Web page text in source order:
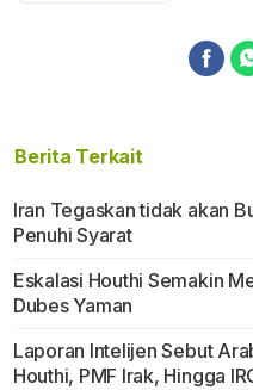
Berita Terkait
Iran Tegaskan tidak akan
Penuhi Syarat
Eskalasi Houthi Semakin
Dubes Yaman
Laporan Intelijen Sebut
Houthi, PMF Irak, Hingga